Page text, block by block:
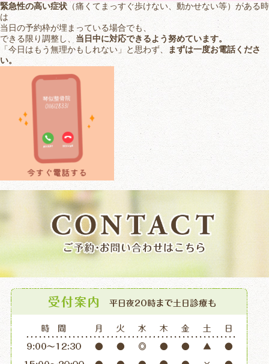
緊急性の高い症状 （痛くてまっすぐ歩けない、動かせない等）がある時
は
当日の予約枠が埋まっている場合でも、
できる限り調整し、 当日中に対応できるよう努めています。
「今日はもう無理かもしれない」と思わず、
まずは一度お電話くださ
い。